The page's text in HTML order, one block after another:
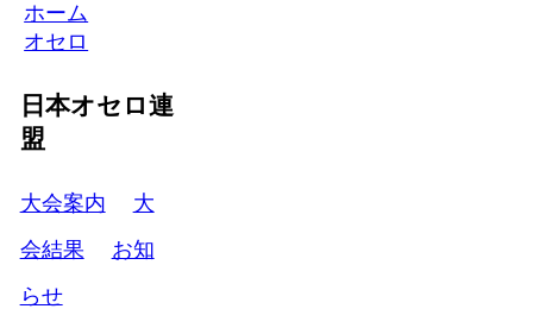
ホーム
オセロ
日本オセロ連
盟
大会案内
大
会結果
お知
らせ